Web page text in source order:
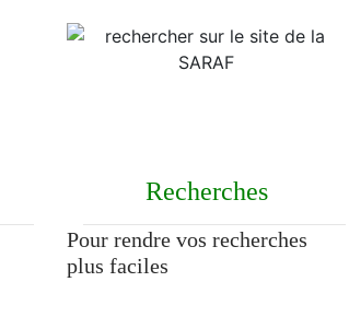
Recherches
Pour rendre vos recherches
plus faciles